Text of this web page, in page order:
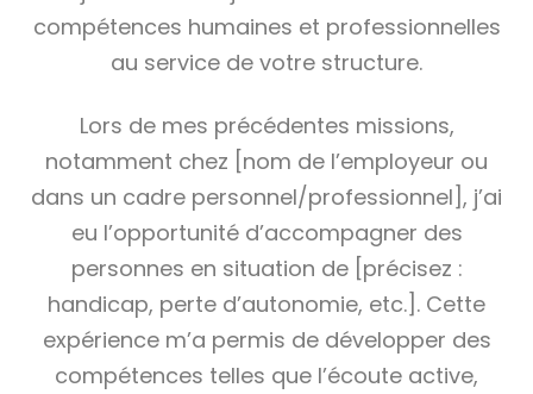
compétences humaines et professionnelles
au service de votre structure.
Lors de mes précédentes missions,
notamment chez [nom de l’employeur ou
dans un cadre personnel/professionnel], j’ai
eu l’opportunité d’accompagner des
personnes en situation de [précisez :
handicap, perte d’autonomie, etc.]. Cette
expérience m’a permis de développer des
compétences telles que l’écoute active,